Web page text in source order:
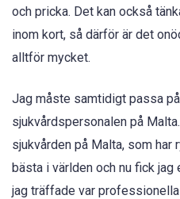
och pricka. Det kan också
inom kort, så därför är det
alltför mycket.
Jag måste samtidigt passa
sjukvårdspersonalen på
sjukvården på Malta, som har
bästa i världen och nu fick jag
jag träffade var